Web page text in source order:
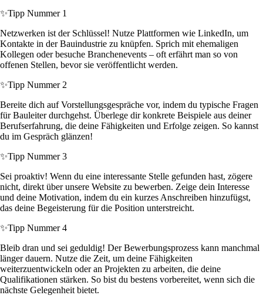
✨Tipp Nummer 1
Netzwerken ist der Schlüssel! Nutze Plattformen wie LinkedIn, um
Kontakte in der Bauindustrie zu knüpfen. Sprich mit ehemaligen
Kollegen oder besuche Branchenevents – oft erfährt man so von
offenen Stellen, bevor sie veröffentlicht werden.
✨Tipp Nummer 2
Bereite dich auf Vorstellungsgespräche vor, indem du typische Fragen
für Bauleiter durchgehst. Überlege dir konkrete Beispiele aus deiner
Berufserfahrung, die deine Fähigkeiten und Erfolge zeigen. So kannst
du im Gespräch glänzen!
✨Tipp Nummer 3
Sei proaktiv! Wenn du eine interessante Stelle gefunden hast, zögere
nicht, direkt über unsere Website zu bewerben. Zeige dein Interesse
und deine Motivation, indem du ein kurzes Anschreiben hinzufügst,
das deine Begeisterung für die Position unterstreicht.
✨Tipp Nummer 4
Bleib dran und sei geduldig! Der Bewerbungsprozess kann manchmal
länger dauern. Nutze die Zeit, um deine Fähigkeiten
weiterzuentwickeln oder an Projekten zu arbeiten, die deine
Qualifikationen stärken. So bist du bestens vorbereitet, wenn sich die
nächste Gelegenheit bietet.